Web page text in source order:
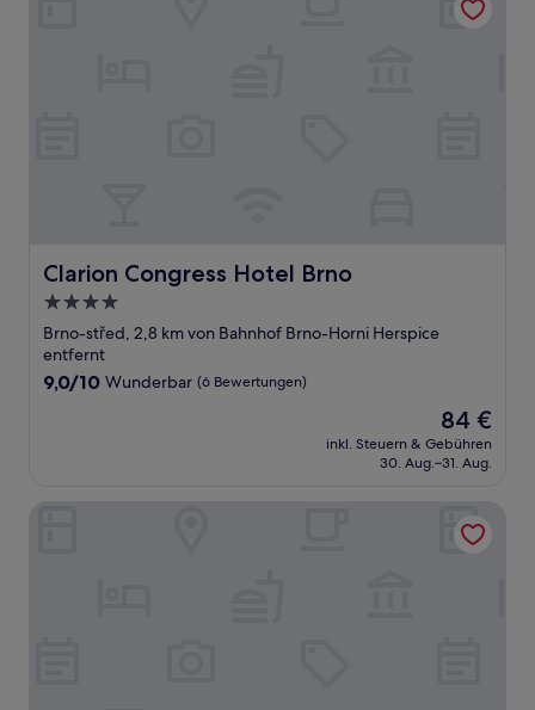
Clarion Congress Hotel Brno
Clarion Congress Hotel Brno
4.0-
Sterne-
Unterkunft
Brno-střed, 2,8 km von Bahnhof Brno-Horni Herspice
entfernt
9.0
9,0/10 Wunderbar (6 Bewertungen)
Der
Preis
beträgt
84 €
inkl. Steuern & Gebühren
30. Aug.–31. Aug.